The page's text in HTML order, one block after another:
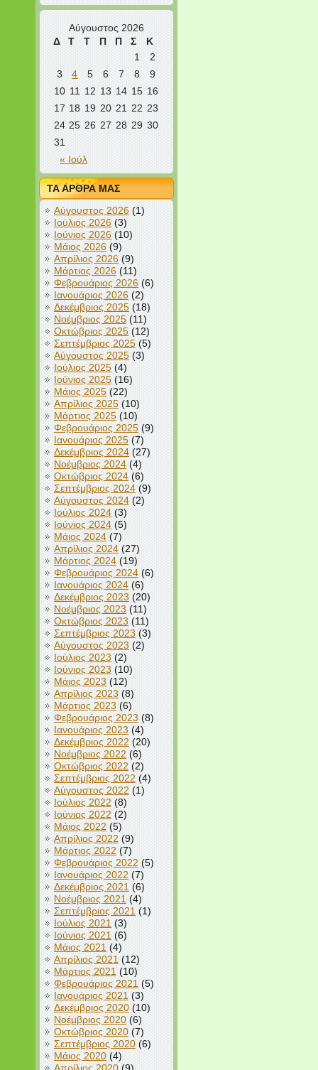
Αύγουστος 2026
Δ
Τ Τ Π Π Σ Κ
« Ιούλ
1
2
3
4 5 6 7 8
9
10 11 12 13 14 15 16
17 18 19 20 21 22 23
24 25 26 27 28 29 30
31
ΤΑ ΑΡΘΡΑ ΜΑΣ
Αύγουστος 2026(1)
Ιούλιος 2026(3)
Ιούνιος 2026(10)
Μάιος 2026(9)
Απρίλιος 2026(9)
Μάρτιος 2026(11)
Φεβρουάριος 2026(6)
Ιανουάριος 2026(2)
Δεκέμβριος 2025(18)
Νοέμβριος 2025(11)
Οκτώβριος 2025(12)
Σεπτέμβριος 2025(5)
Αύγουστος 2025(3)
Ιούλιος 2025(4)
Ιούνιος 2025(16)
Μάιος 2025(22)
Απρίλιος 2025(10)
Μάρτιος 2025(10)
Φεβρουάριος 2025(9)
Ιανουάριος 2025(7)
Δεκέμβριος 2024(27)
Νοέμβριος 2024(4)
Οκτώβριος 2024(6)
Σεπτέμβριος 2024(9)
Αύγουστος 2024(2)
Ιούλιος 2024(3)
Ιούνιος 2024(5)
Μάιος 2024(7)
Απρίλιος 2024(27)
Μάρτιος 2024(19)
Φεβρουάριος 2024(6)
Ιανουάριος 2024(6)
Δεκέμβριος 2023 (20)
Νοέμβριος 2023 (11)
Οκτώβριος 2023(11)
Σεπτέμβριος 2023 (3)
Αύγουστος 2023 (2)
Ιούλιος 2023(2)
Ιούνιος 2023(10)
Μάιος 2023 (12)
Απρίλιος 2023 (8)
Μάρτιος 2023 (6)
Φεβρουάριος 2023(8)
Ιανουάριος 2023 (4)
Δεκέμβριος 2022 (20)
Νοέμβριος 2022 (6)
Οκτώβριος 2022 (2)
Σεπτέμβριος 2022 (4)
Αύγουστος 2022 (1)
Ιούλιος 2022 (8)
Ιούνιος 2022 (2)
Μάιος 2022 (5)
Απρίλιος 2022 (9)
Μάρτιος 2022 (7)
Φεβρουάριος 2022 (5)
Ιανουάριος 2022 (7)
Δεκέμβριος 2021 (6)
Νοέμβριος 2021 (4)
Σεπτέμβριος 2021 (1)
Ιούλιος 2021 (3)
Ιούνιος 2021 (6)
Μάιος 2021 (4)
Απρίλιος 2021 (12)
Μάρτιος 2021 (10)
Φεβρουάριος 2021 (5)
Ιανουάριος 2021 (3)
Δεκέμβριος 2020(10)
Νοέμβριος 2020(6)
Οκτώβριος 2020(7)
Σεπτέμβριος 2020(6)
Μάιος 2020(4)